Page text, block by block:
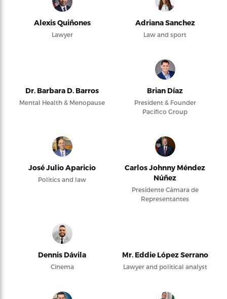
Alexis Quiñones
Lawyer
Adriana Sanchez
Law and sport
Dr. Barbara D. Barros
Mental Health & Menopause
Brian Díaz
President & Founder
Pacifico Group
José Julio Aparicio
Politics and law
Carlos Johnny Méndez
Núñez
Presidente Cámara de
Representantes
Dennis Dávila
Cinema
Mr. Eddie López Serrano
Lawyer and political analyst